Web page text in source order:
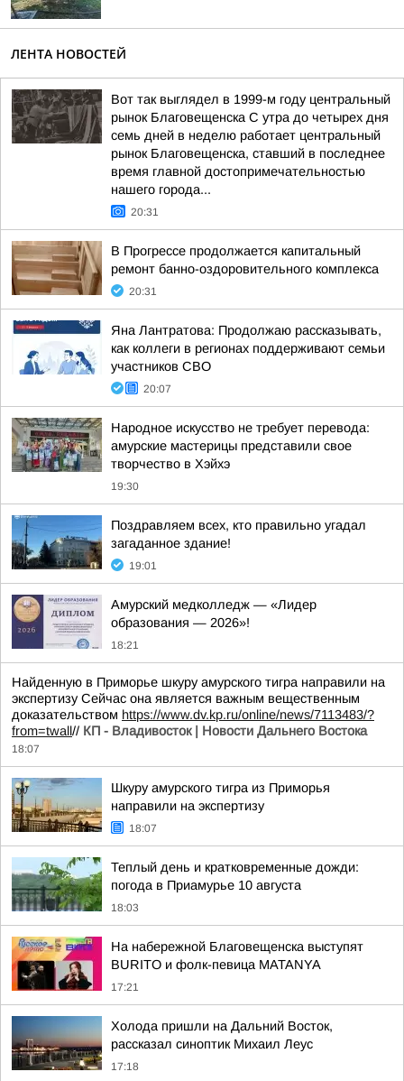
ЛЕНТА НОВОСТЕЙ
Вот так выглядел в 1999-м году центральный
рынок Благовещенска С утра до четырех дня
семь дней в неделю работает центральный
рынок Благовещенска, ставший в последнее
время главной достопримечательностью
нашего города...
20:31
В Прогрессе продолжается капитальный
ремонт банно-оздоровительного комплекса
20:31
Яна Лантратова: Продолжаю рассказывать,
как коллеги в регионах поддерживают семьи
участников СВО
20:07
Народное искусство не требует перевода:
амурские мастерицы представили свое
творчество в Хэйхэ
19:30
Поздравляем всех, кто правильно угадал
загаданное здание!
19:01
Амурский медколледж — «Лидер
образования — 2026»!
18:21
Найденную в Приморье шкуру амурского тигра направили на
экспертизу Сейчас она является важным вещественным
доказательством https://www.dv.kp.ru/online/news/7113483/?
from=twall// КП - Владивосток | Новости Дальнего Востока
18:07
Шкуру амурского тигра из Приморья
направили на экспертизу
18:07
Теплый день и кратковременные дожди:
погода в Приамурье 10 августа
18:03
На набережной Благовещенска выступят
BURITO и фолк-певица MATANYA
17:21
Холода пришли на Дальний Восток,
рассказал синоптик Михаил Леус
17:18